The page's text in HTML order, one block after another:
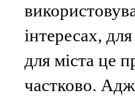
інтересах,
для міста це
частково.